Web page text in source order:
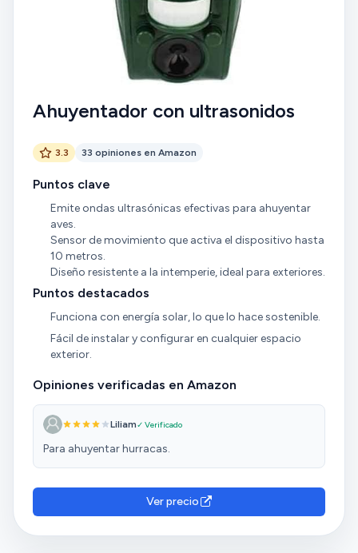
Ahuyentador con ultrasonidos
3.3 33 opiniones en Amazon
Puntos clave
Emite ondas ultrasónicas efectivas para ahuyentar
aves.
Sensor de movimiento que activa el dispositivo hasta
10 metros.
Diseño resistente a la intemperie, ideal para exteriores.
Puntos destacados
Funciona con energía solar, lo que lo hace sostenible.
Fácil de instalar y configurar en cualquier espacio
exterior.
Opiniones verificadas en Amazon
Liliam✓ Verificado
Para ahuyentar hurracas.
Ver precio